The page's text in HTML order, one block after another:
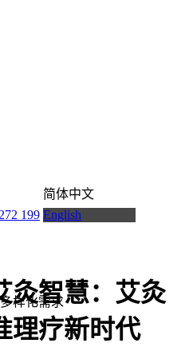
199
简体中文
English
样化需求
灸智慧：艾灸
理疗新时代